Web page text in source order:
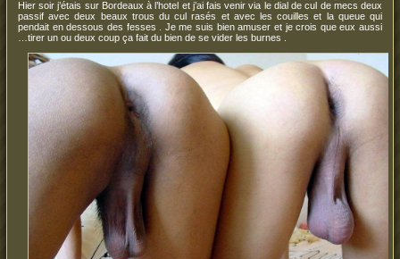
Hier soir j’étais sur Bordeaux à l’hotel et j’ai fais venir via le dial de cul de mecs deux
passif avec deux beaux trous du cul rasés et avec les couilles et la queue qui
pendait en dessous des fesses . Je me suis bien amuser et je crois que eux aussi
…tirer un ou deux coup ça fait du bien de se vider les burnes .